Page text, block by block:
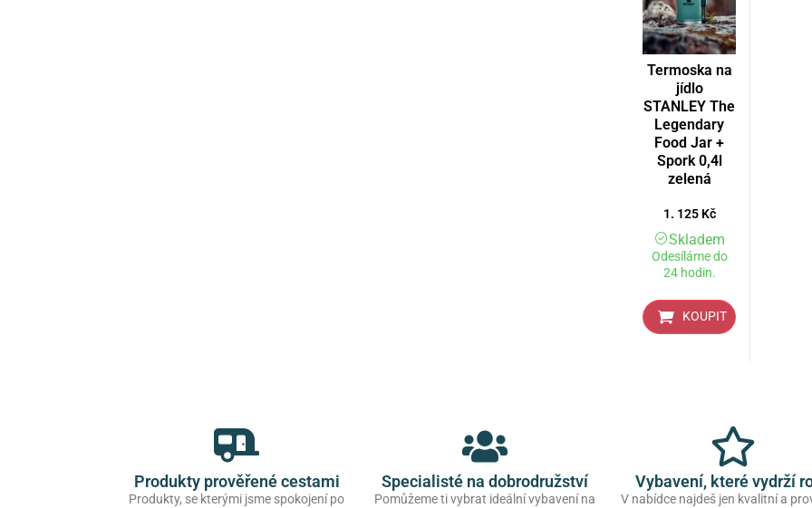
Termoska na
jídlo
STANLEY The
Legendary
Food Jar +
Spork 0,4l
zelená
1. 125 Kč
Skladem
Odesíláme do
24 hodin.
KOUPIT
Produkty prověřené cestami
Produkty, se kterými jsme spokojení po
Specialisté na dobrodružství
Pomůžeme ti vybrat ideální vybavení na
Vybavení, které vydrží
V nabídce najdeš jen kvalitní a